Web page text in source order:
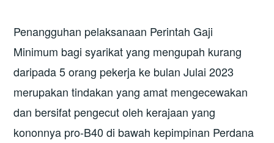
Penangguhan pelaksanaan Perintah Gaji
Minimum bagi syarikat yang mengupah kurang
daripada 5 orang pekerja ke bulan Julai 2023
merupakan tindakan yang amat mengecewakan
dan bersifat pengecut oleh kerajaan yang
kononnya pro-B40 di bawah kepimpinan Perdana